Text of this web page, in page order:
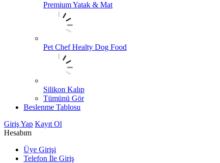
Premium Yatak & Mat
Pet Chef Healty Dog Food
Silikon Kalıp
Tümünü Gör
Beslenme Tablosu
Giriş Yap Kayıt Ol
Hesabım
Üye Girişi
Telefon İle Giriş